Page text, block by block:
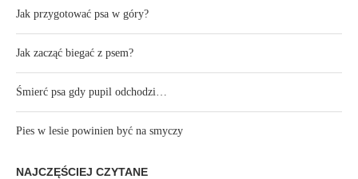
Jak przygotować psa w góry?
Jak zacząć biegać z psem?
Śmierć psa gdy pupil odchodzi…
Pies w lesie powinien być na smyczy
NAJCZĘŚCIEJ CZYTANE